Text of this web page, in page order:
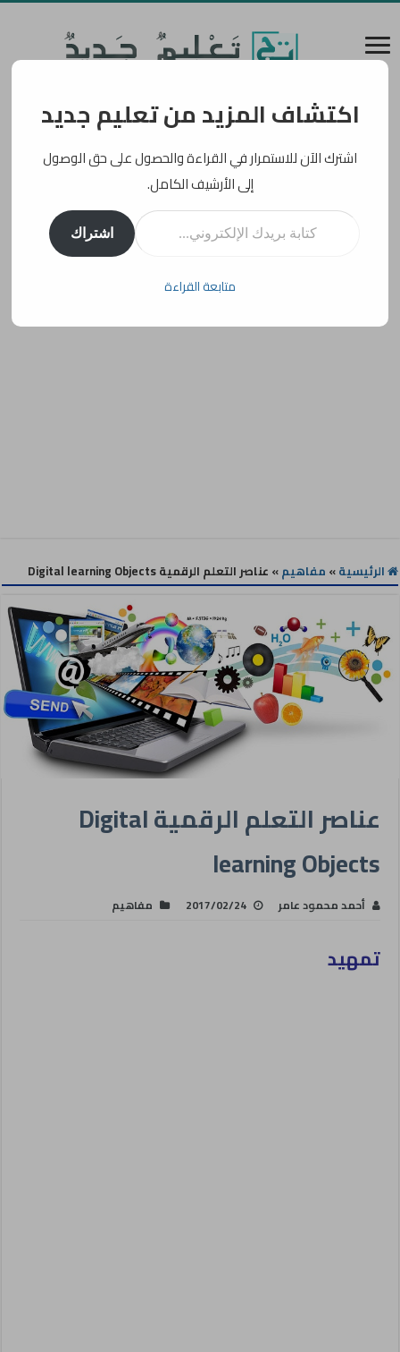
الرئيسية» مفاهيم» عناصر التعلم الرقمية Digital learning Objects
عناصر التعلم الرقمية Digital
learning Objects
أحمد محمود عامر 2017/02/24 مفاهيم
تمهيد
اكتشاف المزيد من تعليم جديد
اشترك الآن للاستمرار في القراءة والحصول على حق الوصول
إلى الأرشيف الكامل.
كتابة بريدك الإلكتروني...
اشتراك
متابعة القراءة